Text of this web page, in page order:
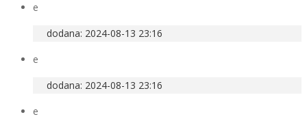
e
dodana: 2024-08-13 23:16
e
dodana: 2024-08-13 23:16
e